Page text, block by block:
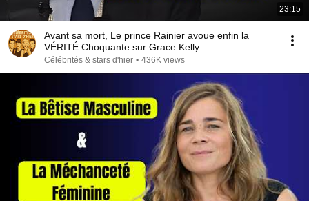
23:15
Avant sa mort, Le prince Rainier avoue enfin la
VÉRITÉ Choquante sur Grace Kelly
Célébrités & stars d'hier • 436K views